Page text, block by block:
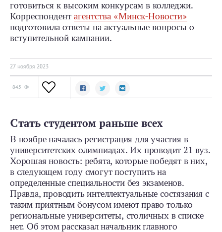
готовиться к высоким конкурсам в колледжи.
Корреспондент агентства «Минск-Новости»
подготовила ответы на актуальные вопросы о
вступительной кампании.
27 ноября 2023
845
Стать студентом раньше всех
В ноябре началась регистрация для участия в
университетских олимпиадах. Их проводит 21 вуз.
Хорошая новость: ребята, которые победят в них,
в следующем году смогут поступить на
определенные специальности без экзаменов.
Правда, проводить интеллектуальные состязания с
таким приятным бонусом имеют право только
региональные университеты, столичных в списке
нет. Об этом рассказал начальник главного